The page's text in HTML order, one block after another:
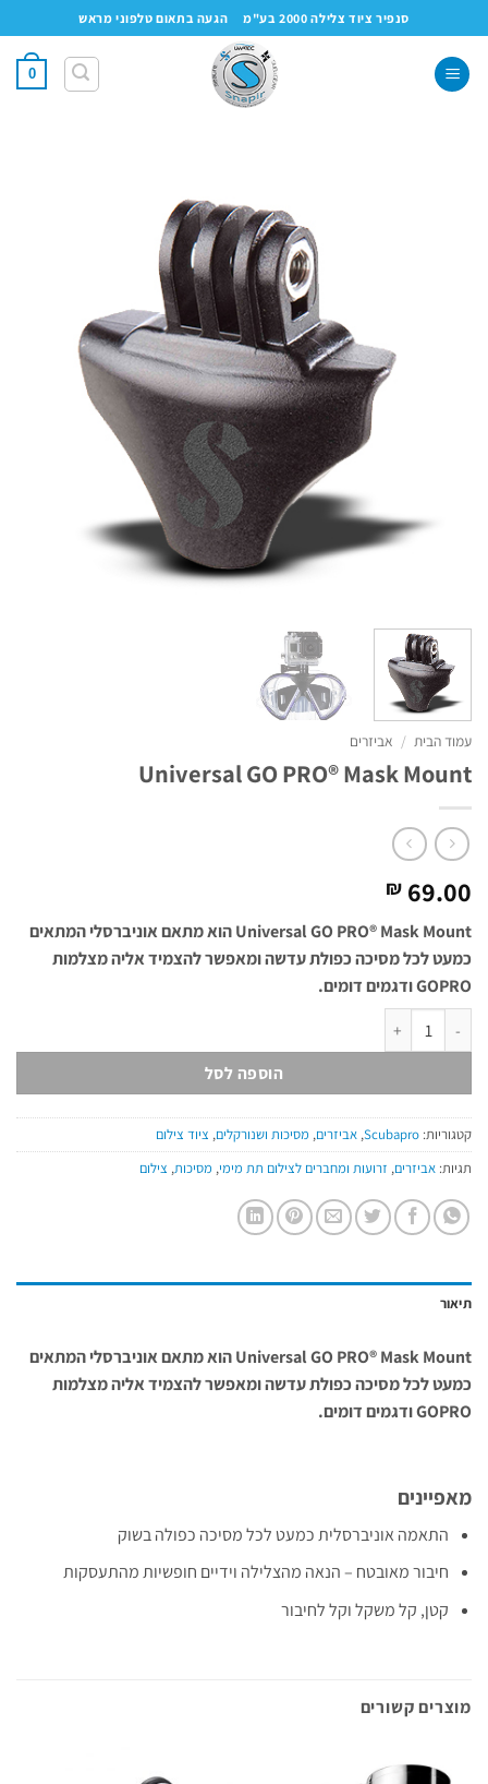
to
content
סנפיר ציוד צלילה 2000 בע"מ הגעה בתאום טלפוני מראש
0
עמוד הבית / אביזרים
Universal GO PRO® Mask Mount
₪ 69.00
Universal GO PRO® Mask Mount הוא מתאם אוניברסלי המתאים
כמעט לכל מסיכה כפולת עדשה ומאפשר להצמיד אליה מצלמות
GOPRO ודגמים דומים.
כמות של Universal GO PRO® Mask Mount
הוספה לסל
קטגוריות: Scubapro
, אביזרים, מסיכות ושנורקלים, ציוד צילום
תגיות: אביזרים, זרועות ומחברים לצילום תת מימי, מסיכות, צילום
תיאור
Universal GO PRO® Mask Mount הוא מתאם אוניברסלי המתאים
כמעט לכל מסיכה כפולת עדשה ומאפשר להצמיד אליה מצלמות
GOPRO ודגמים דומים.
מאפיינים
התאמה אוניברסלית כמעט לכל מסיכה כפולה בשוק
חיבור מאובטח – הנאה מהצלילה וידיים חופשיות מהתעסקות
קטן, קל משקל וקל לחיבור
מוצרים קשורים